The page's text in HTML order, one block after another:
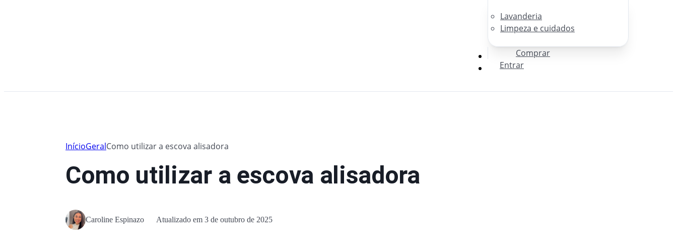
Lavanderia
Limpeza e cuidados
Comprar
Entrar
InícioGeralComo utilizar a escova alisadora
Como utilizar a escova alisadora
Caroline Espinazo Atualizado em 3 de outubro de 2025